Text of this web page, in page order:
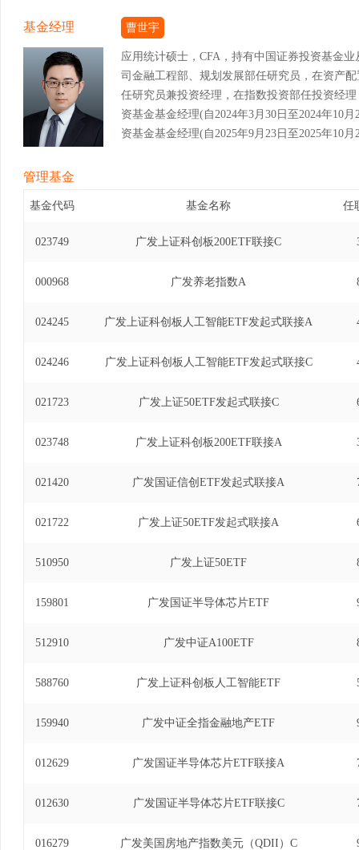
基金经理 曹世宇
应用统计硕士，CFA，持有中国证券投资基金
司金融工程部、规划发展部任研究员，在资产
任研究员兼投资经理，在指数投资部任投资经
资基金基金经理(自2024年3月30日至2024年10
资基金基金经理(自2025年9月23日至2025年10月
管理基金
基金代码 基金名称 任
023749 广发上证科创板200ETF联接C
000968 广发养老指数A
024245 广发上证科创板人工智能ETF发起式联接A
024246 广发上证科创板人工智能ETF发起式联接C
021723 广发上证50ETF发起式联接C
023748 广发上证科创板200ETF联接A
021420 广发国证信创ETF发起式联接A
021722 广发上证50ETF发起式联接A
510950 广发上证50ETF
159801 广发国证半导体芯片ETF
512910 广发中证A100ETF
588760 广发上证科创板人工智能ETF
159940 广发中证全指金融地产ETF
012629 广发国证半导体芯片ETF联接A
012630 广发国证半导体芯片ETF联接C
016279 广发美国房地产指数美元（QDII）C